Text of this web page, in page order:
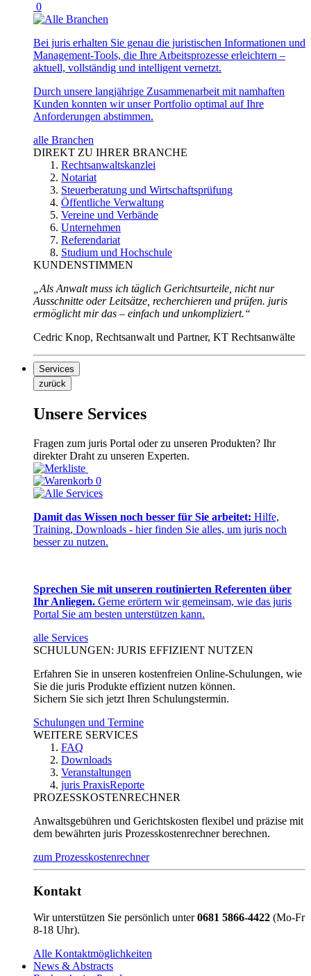
0
Bei juris erhalten Sie genau die juristischen Informationen und
Management-Tools, die Ihre Arbeitsprozesse erleichtern –
aktuell, vollständig und intelligent vernetzt.
Durch unsere langjährige Zusammenarbeit mit namhaften
Kunden konnten wir unser Portfolio optimal auf Ihre
Anforderungen abstimmen.
alle Branchen
DIREKT ZU IHRER BRANCHE
Rechtsanwaltskanzlei
Notariat
Steuerberatung und Wirtschaftsprüfung
Öffentliche Verwaltung
Vereine und Verbände
Unternehmen
Referendariat
Studium und Hochschule
KUNDENSTIMMEN
„Als Anwalt muss ich täglich Gerichtsurteile, nicht nur
Ausschnitte oder Leitsätze, recherchieren und prüfen. juris
ermöglicht mir das – einfach und unkompliziert.“
Cedric Knop, Rechtsanwalt und Partner, KT Rechtsanwälte
Services
zurück
Unsere Services
Fragen zum juris Portal oder zu unseren Produkten? Ihr
direkter Draht zu unseren Experten.
0
Damit das Wissen noch besser für Sie arbeitet: Hilfe,
Training, Downloads - hier finden Sie alles, um juris noch
besser zu nutzen.
Sprechen Sie mit unseren routinierten Referenten über
Ihr Anliegen. Gerne erörtern wir gemeinsam, wie das juris
Portal Sie am besten unterstützen kann.
alle Services
SCHULUNGEN: JURIS EFFIZIENT NUTZEN
Erfahren Sie in unseren kostenfreien Online-Schulungen, wie
Sie die juris Produkte effizient nutzen können.
Sichern Sie sich jetzt Ihren Schulungstermin.
Schulungen und Termine
WEITERE SERVICES
FAQ
Downloads
Veranstaltungen
juris PraxisReporte
PROZESSKOSTENRECHNER
Anwaltsgebühren und Gerichtskosten flexibel und präzise mit
dem bewährten juris Prozesskostenrechner berechnen.
zum Prozesskostenrechner
Kontakt
Wir unterstützen Sie persönlich unter0681 5866-4422 (Mo-Fr
8-18 Uhr).
Alle Kontaktmöglichkeiten
News & Abstracts